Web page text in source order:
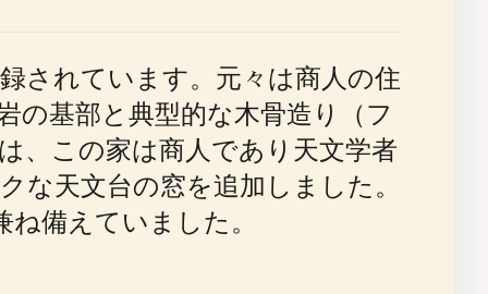
されています。元々は商人の住
の基部と典型的な木骨造り（フ
、この家は商人であり天文学者
天文台の窓を追加しました。
備えていました。